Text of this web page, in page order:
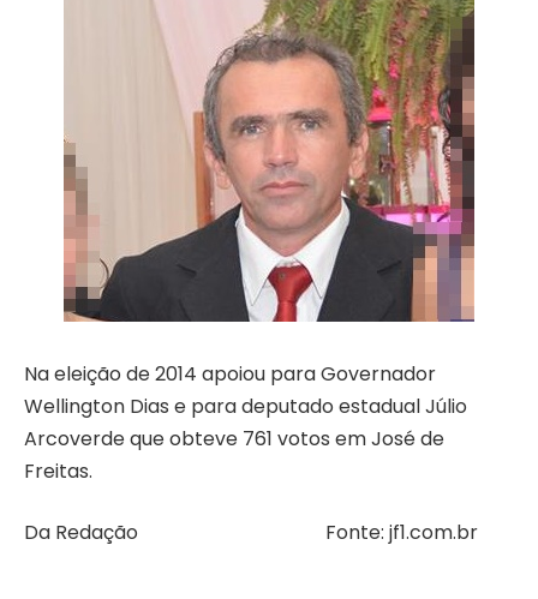
Na eleição de 2014 apoiou para Governador
Wellington Dias e para deputado estadual Júlio
Arcoverde que obteve 761 votos em José de
Freitas.
Da Redação Fonte: jf1.com.br